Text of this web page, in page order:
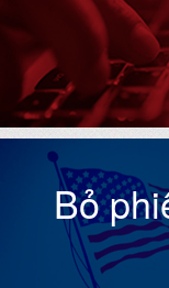
Bỏ